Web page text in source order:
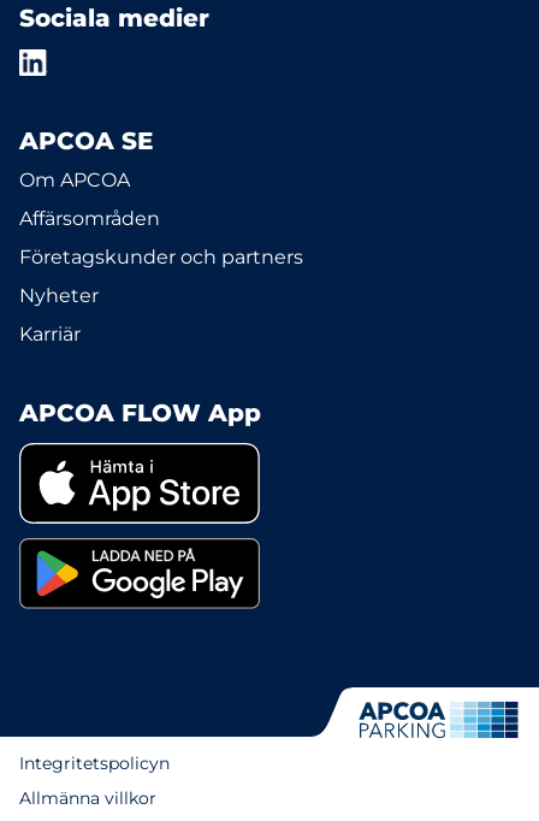
Sociala medier
APCOA SE
Om APCOA
Affärsområden
Företagskunder och partners
Nyheter
Karriär
APCOA FLOW App
Integritetspolicyn
Allmänna villkor